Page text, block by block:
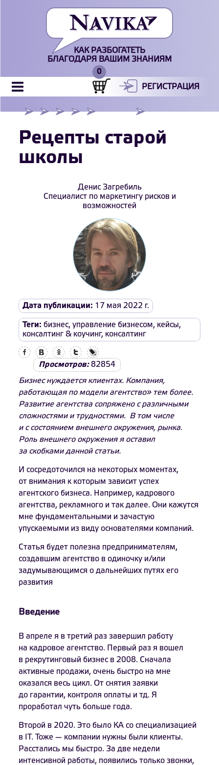
КАК РАЗБОГАТЕТЬ
БЛАГОДАРЯ ВАШИМ ЗНАНИЯМ
РЕГИСТРАЦИЯ
Рецепты старой
школы
Денис Загребиль
Специалист по маркетингу рисков и
возможностей
Дата публикации: 17 мая 2022 г.
Теги: бизнес, управление бизнесом, кейсы,
консалтинг & коучинг, консалтинг
Просмотров:82854
Бизнес нуждается клиентах. Компания,
работающая по модели агентство» тем более.
Развитие агентства сопряжено с различными
сложностями и трудностями. В том числе
и с состоянием внешнего окружения, рынка.
Роль внешнего окружения я оставил
за скобками данной статьи.
И сосредоточился на некоторых моментах,
от внимания к которым зависит успех
агентского бизнеса. Например, кадрового
агентства, рекламного и так далее. Они кажутся
мне фундаментальными и зачастую
упускаемыми из виду основателями компаний.
Статья будет полезна предпринимателям,
создавшим агентство в одиночку и/или
задумывающимся о дальнейших путях его
развития
Введение
В апреле я в третий раз завершил работу
на кадровое агентство. Первый раз я вошел
в рекрутинговый бизнес в 2008. Сначала
активные продажи, очень быстро на мне
оказался весь цикл. От снятия заявки
до гарантии, контроля оплаты и тд. Я
проработал чуть больше года.
Второй в 2020. Это было КА со специализацией
в IT. Тоже — компании нужны были клиенты.
Расстались мы быстро. За две недели
интенсивной работы, появились только звонки,